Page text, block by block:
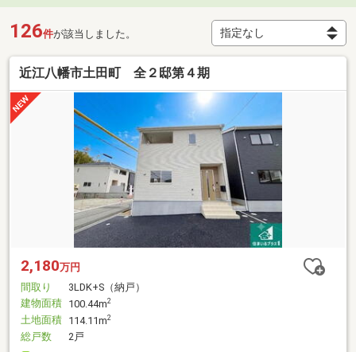
126件が該当しました。
近江八幡市土田町 全２邸第４期
2,180万円
間取り
3LDK+S（納戸）
建物面積 100.44m2
土地面積 114.11m2
総戸数
2戸